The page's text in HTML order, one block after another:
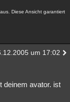
Diese Ansicht garantiert
um 17:02
deinem avator. ist